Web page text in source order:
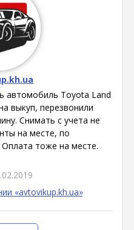
автомобиль Toyota Land
выкуп, перезвонили
Снимать с учета не
на месте, по
Оплата тоже на месте.
«avtovikup.kh.ua»